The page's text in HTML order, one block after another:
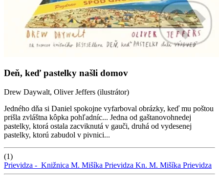
Deň, keď pastelky našli domov
Drew Daywalt, Oliver Jeffers (ilustrátor)
Jedného dňa si Daniel spokojne vyfarboval obrázky, keď mu poštou
prišla zvláštna kôpka pohľadníc... Jedna od gaštanovohnedej
pastelky, ktorá ostala zacviknutá v gauči, druhá od vydesenej
pastelky, ktorú zabudol v pivnici...
(1)
Prievidza - Knižnica M. Mišíka Prievidza Kn. M. Mišíka Prievidza